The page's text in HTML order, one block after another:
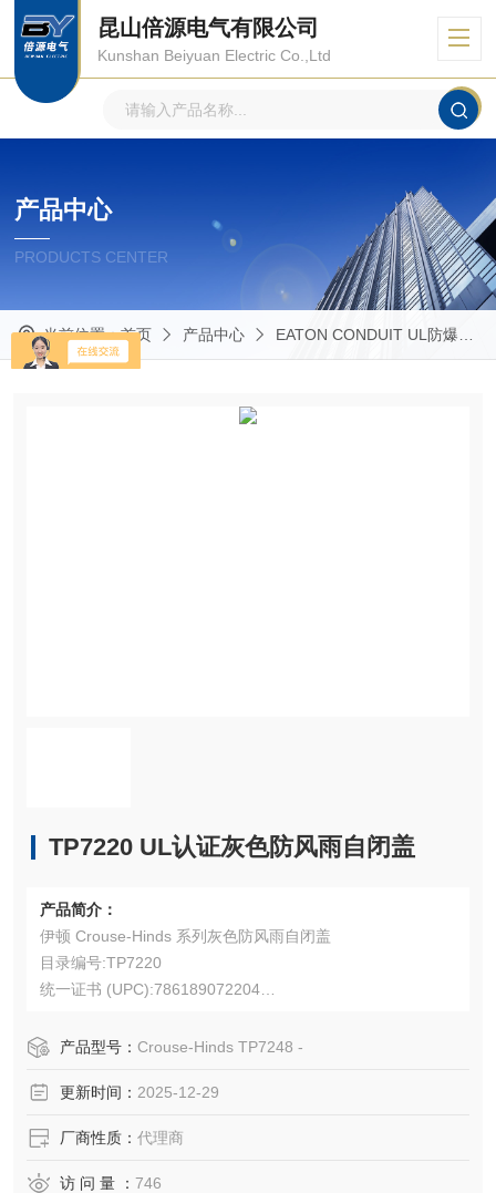
昆山倍源电气有限公司
Kunshan Beiyuan Electric Co.,Ltd
产品中心
PRODUCTS CENTER
当前位置：首页 产品中心 EATON CONDUIT UL防爆管件
TP7220 UL认证灰色防风雨自闭盖
产品简介：
伊顿 Crouse-Hinds 系列灰色防风雨自闭盖
目录编号:TP7220
统一证书 (UPC):786189072204
产品高度:4.56 英寸
产品重量:0.67 磅
产品型号： Crouse-Hinds TP7248 -
更新时间： 2025-12-29
厂商性质： 代理商
访 问 量 ： 746